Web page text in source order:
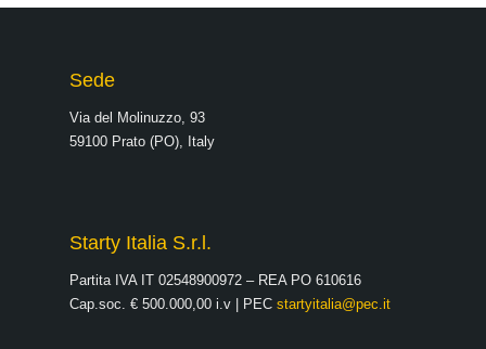
Sede
Via del Molinuzzo, 93
59100 Prato (PO), Italy
Starty Italia S.r.l.
Partita IVA IT 02548900972 – REA PO 610616
Cap.soc. € 500.000,00 i.v | PEC startyitalia@pec.it